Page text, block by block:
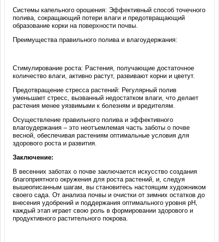
Системы капельного орошения: Эффективный способ точечного
полива, сокращающий потери влаги и предотвращающий
образование корки на поверхности почвы.
Преимущества правильного полива и влагоудержания:
Стимулирование роста: Растения, получающие достаточное
количество влаги, активно растут, развивают корни и цветут.
Предотвращение стресса растений: Регулярный полив
уменьшает стресс, вызванный недостатком влаги, что делает
растения менее уязвимыми к болезням и вредителям.
Осуществление правильного полива и эффективного
влагоудержания – это неотъемлемая часть заботы о почве
весной, обеспечивая растениям оптимальные условия для
здорового роста и развития.
Заключение:
В весенних заботах о почве заключается искусство создания
благоприятного окружения для роста растений, и, следуя
вышеописанным шагам, вы становитесь настоящим художником
своего сада. От анализа почвы и очистки от зимних остатков до
внесения удобрений и поддержания оптимального уровня pH,
каждый этап играет свою роль в формировании здорового и
продуктивного растительного покрова.